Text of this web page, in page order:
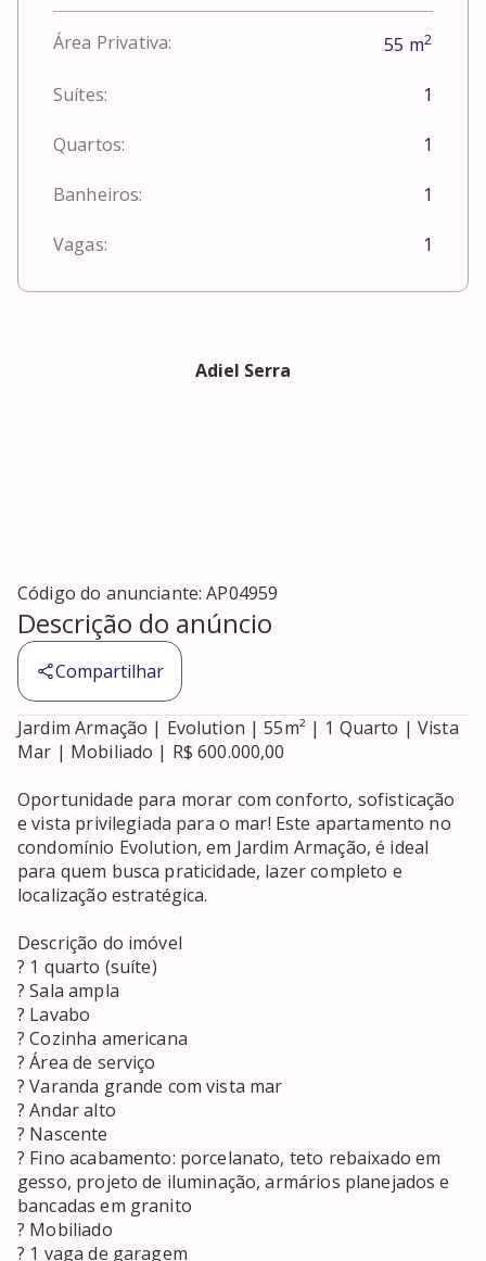
Área Privativa: 55 m2
Suítes: 1
Quartos: 1
Banheiros: 1
Vagas: 1
Adiel Serra
Código do anunciante:AP04959
Descrição do anúncio
Compartilhar
Jardim Armação | Evolution | 55m² | 1 Quarto | Vista
Mar | Mobiliado | R$ 600.000,00
Oportunidade para morar com conforto, sofisticação
e vista privilegiada para o mar! Este apartamento no
condomínio Evolution, em Jardim Armação, é ideal
para quem busca praticidade, lazer completo e
localização estratégica.
Descrição do imóvel
? 1 quarto (suíte)
? Sala ampla
? Lavabo
? Cozinha americana
? Área de serviço
? Varanda grande com vista mar
? Andar alto
? Nascente
? Fino acabamento: porcelanato, teto rebaixado em
gesso, projeto de iluminação, armários planejados e
bancadas em granito
? Mobiliado
? 1 vaga de garagem